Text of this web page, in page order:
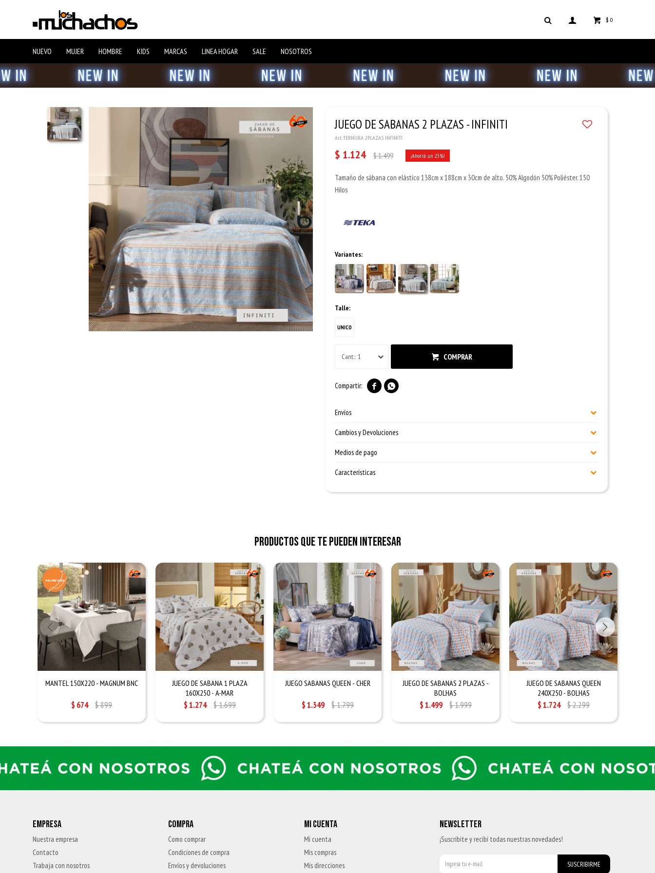
NUEVO MUJER HOMBRE KIDS MARCAS LINEA HOGAR SALE NOSOTROS
$ 0
JUEGO DE SABANAS 2 PLAZAS - INFINITI
TERNURA 2PLAZAS INFINITI
$ 1.124 $1.499 25
Tamaño de sábana con elástico 138cm x 188cm x 30cm de alto. 50% Algodón 50% Poliéster. 150
Hilos
Variantes:
Talle:
UNICO
1 COMPRAR
 
Envíos
Cambios y Devoluciones
Medios de pago
Características
Productos que te pueden interesar
MANTEL 150X220 - MAGNUM BNC
$ 674 $899
JUEGO DE SABANA 1 PLAZA
160X250 - A-MAR
$1.274 $1.699
JUEGO SABANAS QUEEN - CHER
$1.349 $1.799
JUEGO DE SABANAS 2 PLAZAS -
BOLHAS
$1.499 $1.999
JUEGO DE SABANAS QUEEN
240X250 - BOLHAS
$1.724 $2.299
EMPRESA
Nuestra empresa
Contacto
Trabaja con nosotros
COMPRA
Como comprar
Condiciones de compra
Envíos y devoluciones
MI CUENTA
Mi cuenta
Mis compras
Mis direcciones
NEWSLETTER
¡Suscribite y recibí todas nuestras novedades!
SUSCRIBIRME